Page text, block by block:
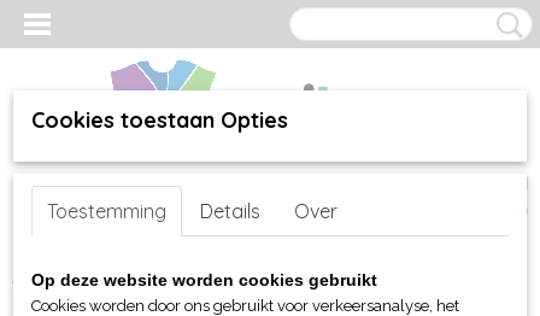
Inloggen Registreren
(0)
Home >webshop>Per merk >Myrtle Beach hoofd-handen
> Myrtle Beach 6 panelen polyester peach cap
Cookies toestaan Opties
Toestemming Details Over
Op deze website worden cookies gebruikt
Cookies worden door ons gebruikt voor verkeersanalyse, het